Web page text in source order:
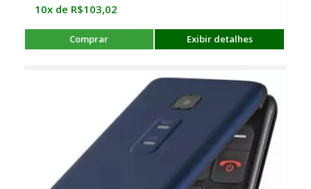
10x de R$103,02
Comprar Exibir detalhes